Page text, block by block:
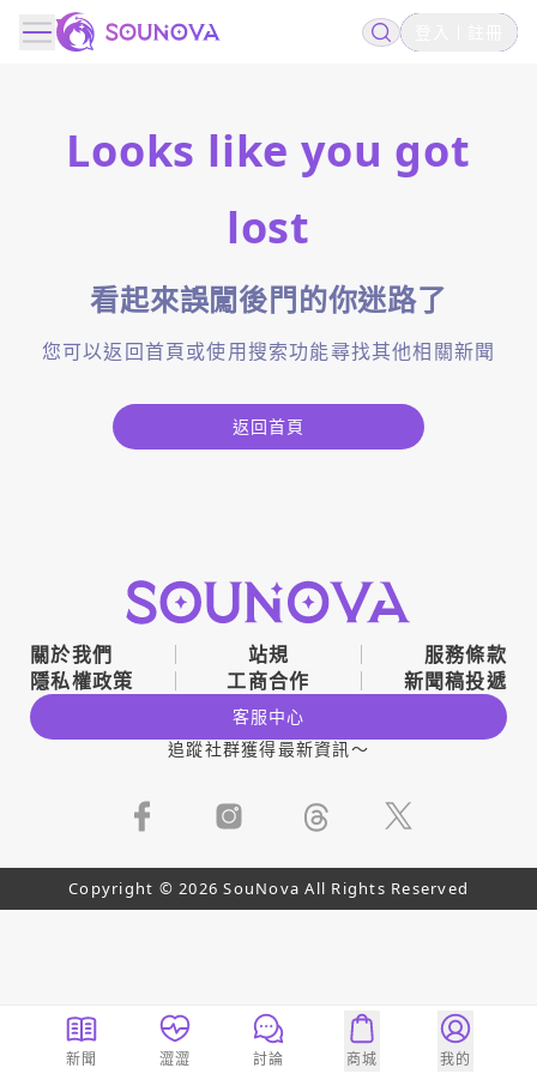
Looks like you got
lost
看起來誤闖後門的你迷路了
您可以返回首頁或使用搜索功能尋找其他相關新聞
返回首頁
關於我們 站規
服務條款
隱私權政策
工商合作 新聞稿投遞
客服中心
追蹤社群獲得最新資訊～
Copyright © 2026 SouNova All Rights Reserved
新聞 澀澀 討論 商城 我的